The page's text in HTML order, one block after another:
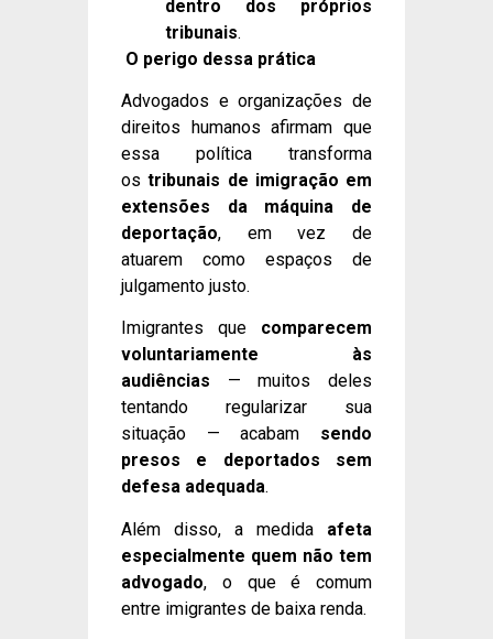
dentro dos próprios
tribunais.
O perigo dessa prática
Advogados e organizações de
direitos humanos afirmam que
essa política transforma
ostribunais de imigração em
extensões da máquina de
deportação, em vez de
atuarem como espaços de
julgamento justo.
Imigrantes que comparecem
voluntariamente às
audiências — muitos deles
tentando regularizar sua
situação — acabam sendo
presos e deportados sem
defesa adequada.
Além disso, a medida afeta
especialmente quem não tem
advogado, o que é comum
entre imigrantes de baixa renda.